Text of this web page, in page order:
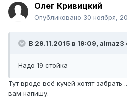
Олег Кривицкий
Опубликовано 30 ноября,
В 29.11.2015 в 19:09, almaz3
Надо 19 стойка
Тут вроде всё кучей хотят забрать
вам напишу.